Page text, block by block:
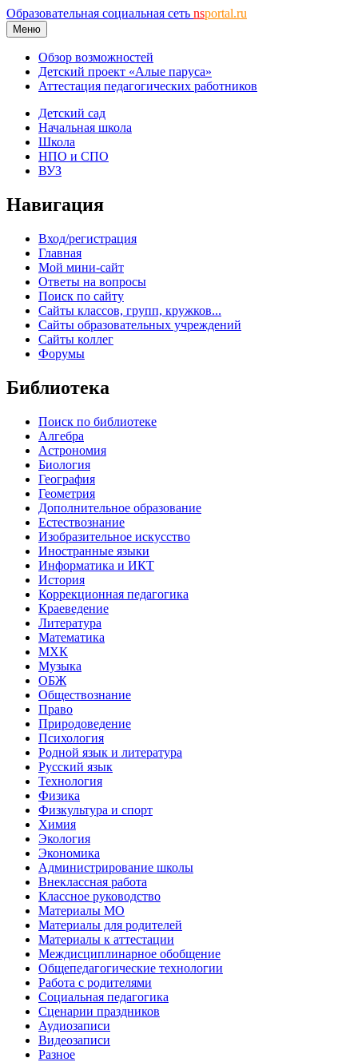
Образовательная социальная сеть nsportal.ru
Меню
Обзор возможностей
Детский проект «Алые паруса»
Аттестация педагогических работников
Детский сад
Начальная школа
Школа
НПО и СПО
ВУЗ
Навигация
Вход/регистрация
Главная
Мой мини-сайт
Ответы на вопросы
Поиск по сайту
Сайты классов, групп, кружков...
Сайты образовательных учреждений
Сайты коллег
Форумы
Библиотека
Поиск по библиотеке
Алгебра
Астрономия
Биология
География
Геометрия
Дополнительное образование
Естествознание
Изобразительное искусство
Иностранные языки
Информатика и ИКТ
История
Коррекционная педагогика
Краеведение
Литература
Математика
МХК
Музыка
ОБЖ
Обществознание
Право
Природоведение
Психология
Родной язык и литература
Русский язык
Технология
Физика
Физкультура и спорт
Химия
Экология
Экономика
Администрирование школы
Внеклассная работа
Классное руководство
Материалы МО
Материалы для родителей
Материалы к аттестации
Междисциплинарное обобщение
Общепедагогические технологии
Работа с родителями
Социальная педагогика
Сценарии праздников
Аудиозаписи
Видеозаписи
Разное